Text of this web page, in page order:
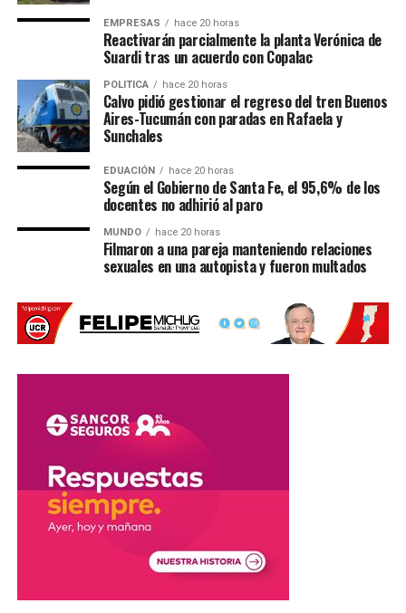
sufrierondaños materiales
Las actuaciones quedaron a cargo del personal policial,
que trabajó en el lugar para establecer la mecánica del
accidente.
Por Móvil Quique
EMPRESAS hace 20 horas
Reactivarán parcialmente la planta Verónica de
Suardi tras un acuerdo con Copalac
POLITICA hace 20 horas
Calvo pidió gestionar el regreso del tren Buenos
Aires-Tucumán con paradas en Rafaela y
Sunchales
EDUACIÓN hace 20 horas
Según el Gobierno de Santa Fe, el 95,6% de los
docentes no adhirió al paro
MUNDO hace 20 horas
Filmaron a una pareja manteniendo relaciones
sexuales en una autopista y fueron multados